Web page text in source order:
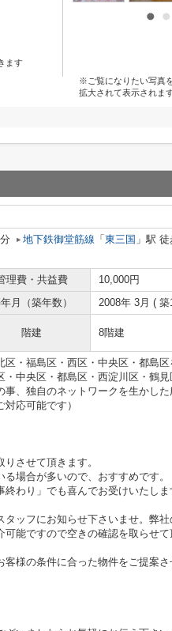
ます
※ご覧になりたい写真
拡大されて表示されます
地下鉄御堂筋線 「 東三国 」駅
理費・共益費
10,000円
月（築年数） 2008年 3月 ( 築
階建 8階建
・福島区・西区・中央区・都島
中央区・都島区・西淀川区・鶴見
事、独自のネットワークを生かし
応可能です）
させて頂きます。
場合が多いので、おすすめです。
わり」でも喜んでお受けいたしま
ッフにお知らせ下さいませ。弊社
能ですので空きの確認を取らせて
様の条件に合った物件をご提案さ